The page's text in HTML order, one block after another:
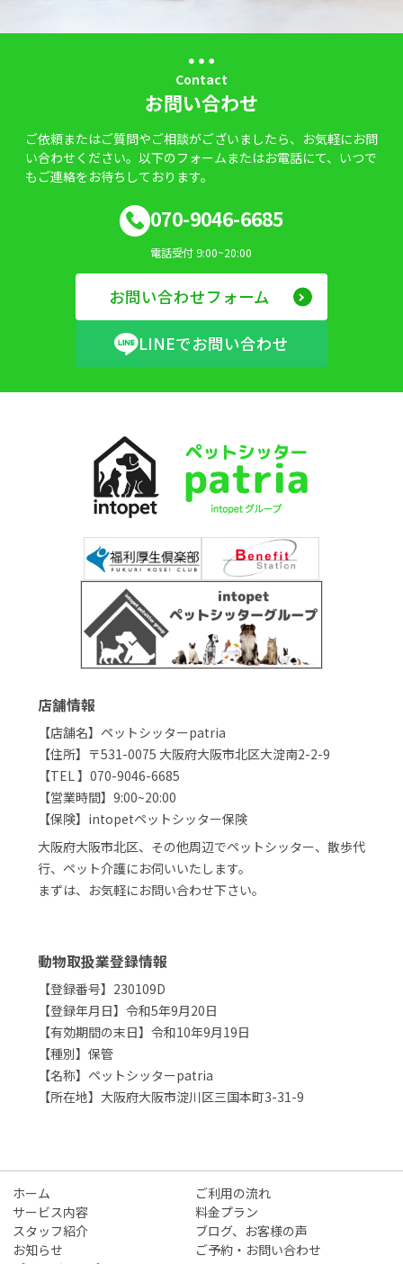
Contact
お問い合わせ
ご依頼またはご質問やご相談がございましたら、お気軽にお問
い合わせください。以下のフォームまたはお電話にて、いつで
もご連絡をお待ちしております。
070-9046-6685
電話受付 9:00~20:00
お問い合わせフォーム
LINEでお問い合わせ
店舗情報
【店舗名】ペットシッターpatria
【住所】〒531-0075 大阪府大阪市北区大淀南2-2-9
【TEL 】070-9046-6685
【営業時間】9:00~20:00
【保険】intopetペットシッター保険
大阪府大阪市北区、その他周辺でペットシッター、散歩代
行、ペット介護にお伺いいたします。
まずは、お気軽にお問い合わせ下さい。
動物取扱業登録情報
【登録番号】230109D
【登録年月日】令和5年9月20日
【有効期間の末日】令和10年9月19日
【種別】保管
【名称】ペットシッターpatria
【所在地】大阪府大阪市淀川区三国本町3-31-9
ホーム
ご利用の流れ
サービス内容
料金プラン
スタッフ紹介
ブログ、お客様の声
お知らせ
ご予約・お問い合わせ